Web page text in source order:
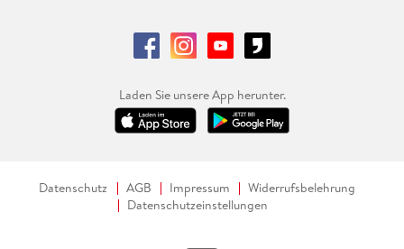
Laden Sie unsere App herunter.
Datenschutz AGB Impressum
Widerrufsbelehrung
Datenschutzeinstellungen